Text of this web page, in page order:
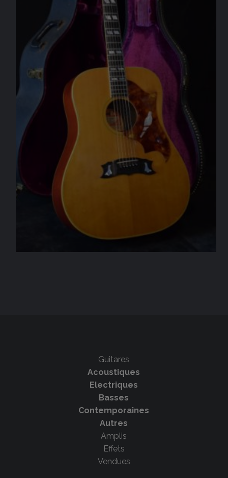
Guitares
Acoustiques
Electriques
Basses
Contemporaines
Autres
Amplis
Effets
Vendues